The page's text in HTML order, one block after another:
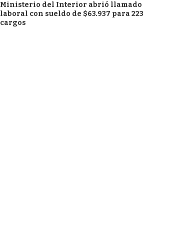
Ministerio del Interior abrió llamado
laboral con sueldo de $63.937 para 223
cargos